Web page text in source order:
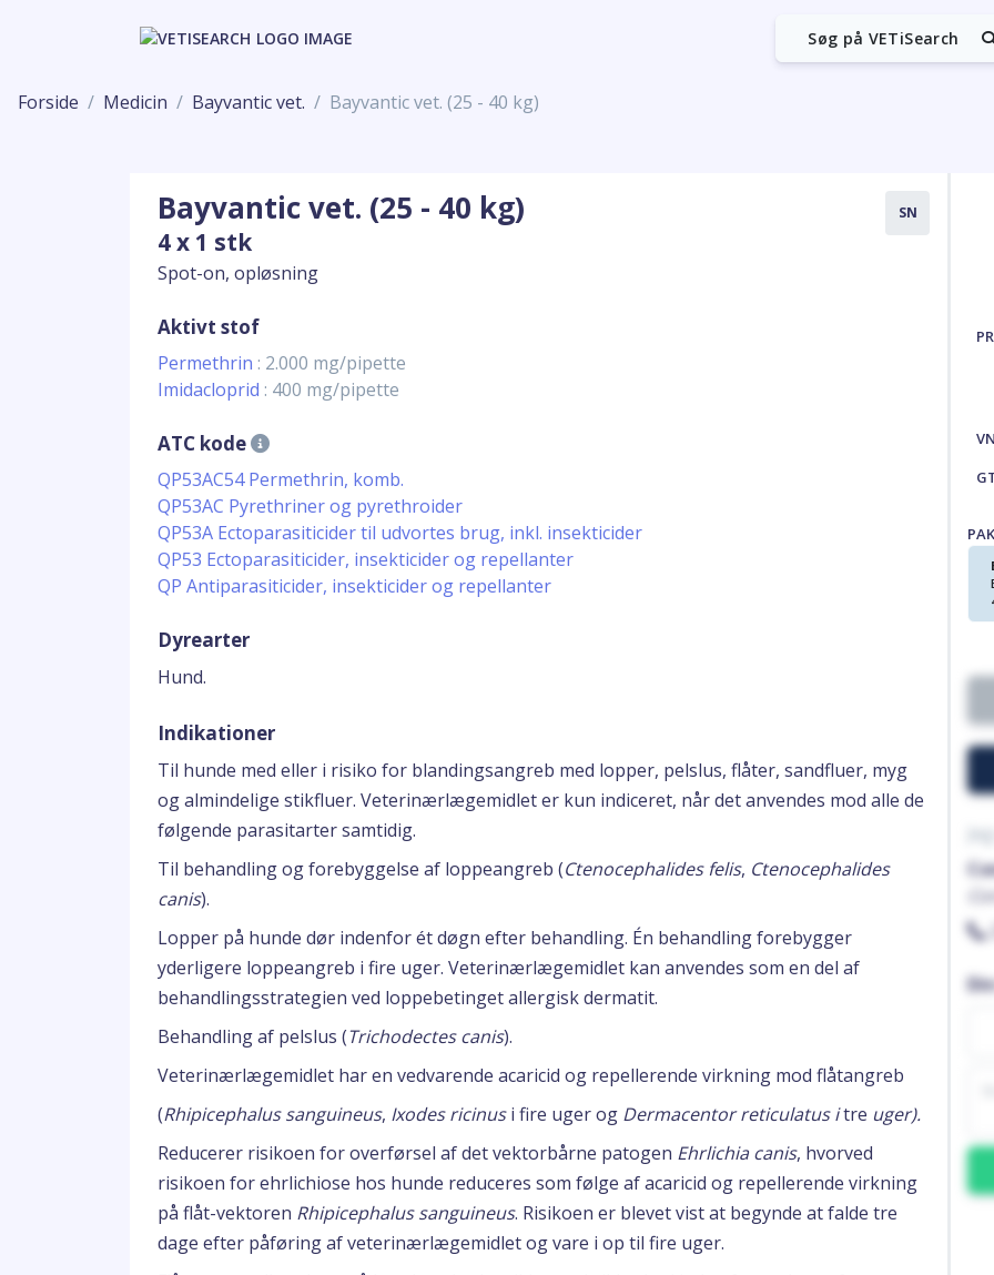
Søg på VETiSearch
Forside Medicin Bayvantic vet. Bayvantic vet. (25 - 40 kg)
Bayvantic vet. (25 - 40 kg)
4 x 1 stk
Spot-on, opløsning
SN
Aktivt stof
Permethrin : 2.000 mg/pipette
Imidacloprid : 400 mg/pipette
ATC kode
QP53AC54 Permethrin, komb.
QP53AC Pyrethriner og pyrethroider
QP53A Ectoparasiticider til udvortes brug, inkl. insekticider
QP53 Ectoparasiticider, insekticider og repellanter
QP Antiparasiticider, insekticider og repellanter
Dyrearter
Hund.
Indikationer
Til hunde med eller i risiko for blandingsangreb med lopper, pelslus, flåter, sandfluer, myg
og almindelige stikfluer. Veterinærlægemidlet er kun indiceret, når det anvendes mod alle de
følgende parasitarter samtidig.
Til behandling og forebyggelse af loppeangreb (Ctenocephalides felis, Ctenocephalides
canis).
Lopper på hunde dør indenfor ét døgn efter behandling. Én behandling forebygger
yderligere loppeangreb i fire uger. Veterinærlægemidlet kan anvendes som en del af
behandlingsstrategien ved loppebetinget allergisk dermatit.
Behandling af pelslus (Trichodectes canis).
Veterinærlægemidlet har en vedvarende acaricid og repellerende virkning mod flåtangreb
(Rhipicephalus sanguineus, Ixodes ricinusi fire uger og Dermacentor reticulatus itre uger).
Reducerer risikoen for overførsel af det vektorbårne patogen Ehrlichia canis, hvorved
risikoen for ehrlichiose hos hunde reduceres som følge af acaricid og repellerende virkning
på flåt-vektoren Rhipicephalus sanguineus. Risikoen er blevet vist at begynde at falde tre
dage efter påføring af veterinærlægemidlet og vare i op til fire uger.